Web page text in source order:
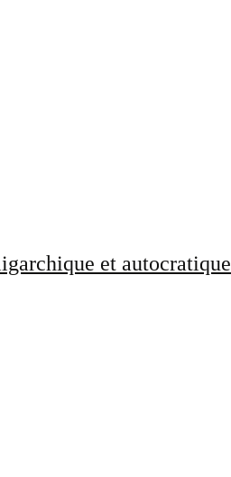
et autocratique